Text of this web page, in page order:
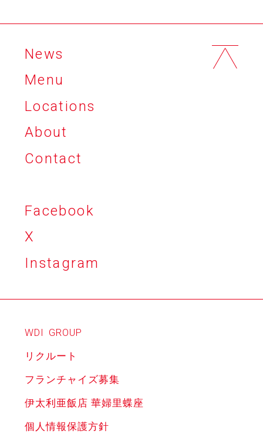
News
Menu
Locations
About
Contact
Facebook
X
Instagram
WDI GROUP
リクルート
フランチャイズ募集
伊太利亜飯店 華婦里蝶座
個人情報保護方針